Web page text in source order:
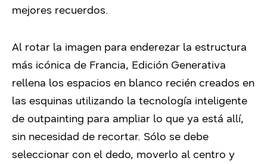
mejores recuerdos.
Al rotar la imagen para enderezar la estructura
más icónica de Francia, Edición Generativa
rellena los espacios en blanco recién creados en
las esquinas utilizando la tecnología inteligente
de outpainting para ampliar lo que ya está allí,
sin necesidad de recortar. Sólo se debe
seleccionar con el dedo, moverlo al centro y